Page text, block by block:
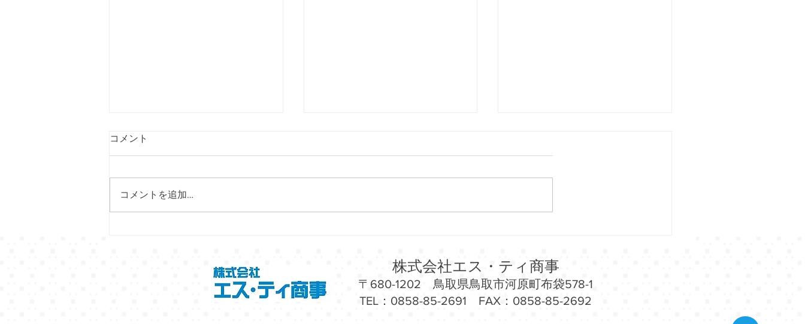
「沖縄物産展」開催！
コメント
コメントを追加…
株式会社エス・ティ商事
〒680-1202 鳥取県鳥取市河原町布袋578-1
TEL：0858-85-2691 FAX：0858-85-2692